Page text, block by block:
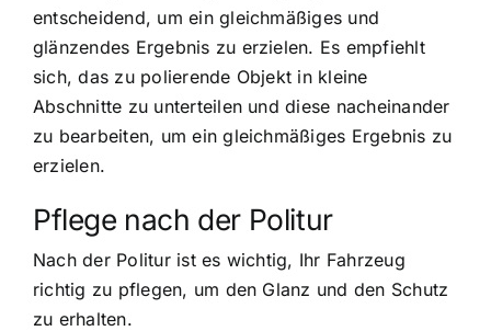
entscheidend, um ein gleichmäßiges und
glänzendes Ergebnis zu erzielen. Es empfiehlt
sich, das zu polierende Objekt in kleine
Abschnitte zu unterteilen und diese nacheinander
zu bearbeiten, um ein gleichmäßiges Ergebnis zu
erzielen.
Pflege nach der Politur
Nach der Politur ist es wichtig, Ihr Fahrzeug
richtig zu pflegen, um den Glanz und den Schutz
zu erhalten.